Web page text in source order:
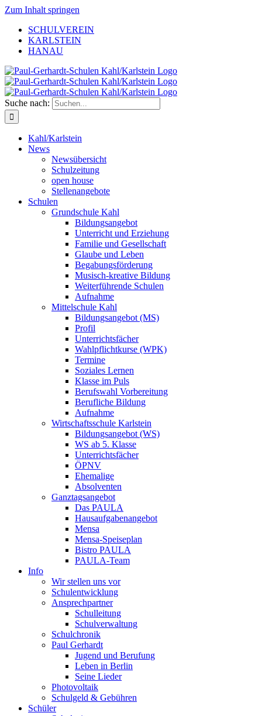
Zum Inhalt springen
SCHULVEREIN
KARLSTEIN
HANAU
Suche nach:
Kahl/Karlstein
News
Newsübersicht
Schulzeitung
open house
Stellenangebote
Schulen
Grundschule Kahl
Bildungsangebot
Unterricht und Erziehung
Familie und Gesellschaft
Glaube und Leben
Begabungsförderung
Musisch-kreative Bildung
Weiterführende Schulen
Aufnahme
Mittelschule Kahl
Bildungsangebot (MS)
Profil
Unterrichtsfächer
Wahlpflichtkurse (WPK)
Termine
Soziales Lernen
Klasse im Puls
Berufswahl Vorbereitung
Berufliche Bildung
Aufnahme
Wirtschaftsschule Karlstein
Bildungsangebot (WS)
WS ab 5. Klasse
Unterrichtsfächer
ÖPNV
Ehemalige
Absolventen
Ganztagsangebot
Das PAULA
Hausaufgabenangebot
Mensa
Mensa-Speiseplan
Bistro PAULA
PAULA-Team
Info
Wir stellen uns vor
Schulentwicklung
Ansprechpartner
Schulleitung
Schulverwaltung
Schulchronik
Paul Gerhardt
Jugend und Berufung
Leben in Berlin
Seine Lieder
Photovoltaik
Schulgeld & Gebühren
Schüler